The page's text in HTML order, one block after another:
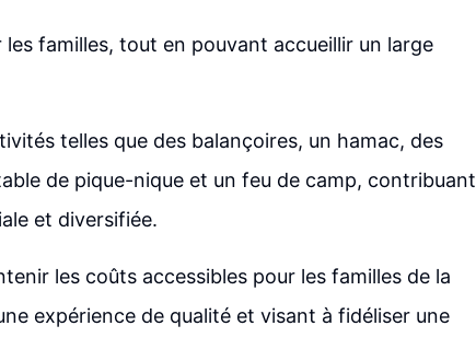
familles, tout en pouvant accueillir un large
telles que des balançoires, un hamac, des
de pique-nique et un feu de camp, contribuant
et diversifiée.
les coûts accessibles pour les familles de la
expérience de qualité et visant à fidéliser une